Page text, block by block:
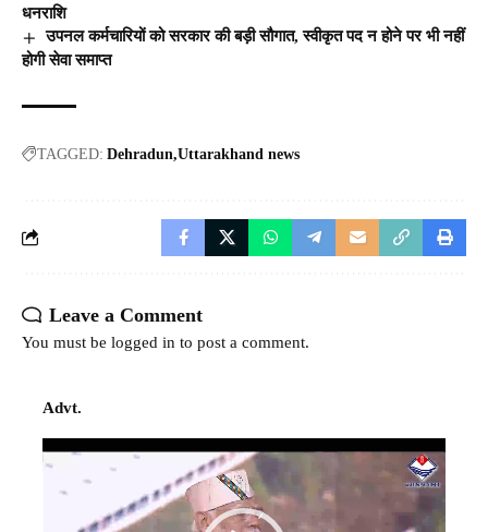
धनराशि
उपनल कर्मचारियों को सरकार की बड़ी सौगात, स्वीकृत पद न होने पर भी नहीं
होगी सेवा समाप्त
TAGGED: Dehradun Uttarakhand news
Leave a Comment
You must be logged in to post a comment.
Advt.
Video